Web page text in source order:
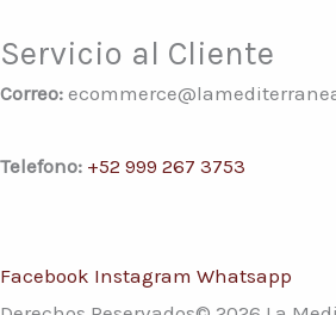
Servicio al Cliente
Correo:
Telefono: +52 999 267 3753
Facebook Instagram Whatsapp